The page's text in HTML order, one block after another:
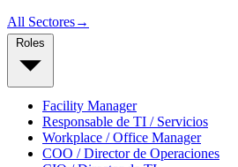
All Sectores→
Facility Manager
Responsable de TI / Servicios
Workplace / Office Manager
COO / Director de Operaciones